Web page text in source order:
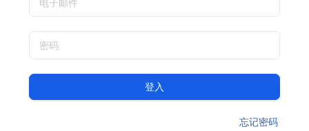
登入
忘记密码